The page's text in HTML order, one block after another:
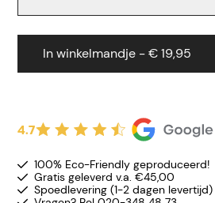
In winkelmandje - € 19,95
4.7
100% Eco-Friendly geproduceerd!
Gratis geleverd v.a. €45,00
Spoedlevering (1-2 dagen levertijd)